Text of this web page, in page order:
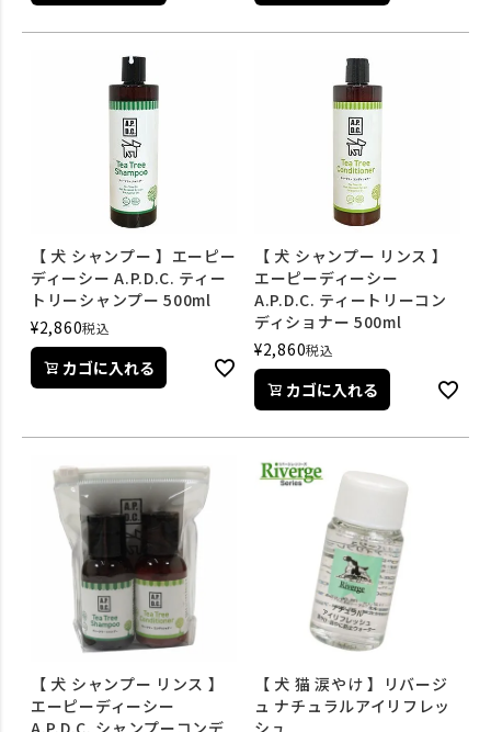
【 犬 シャンプー 】エーピー
ディーシー A.P.D.C. ティー
トリーシャンプー 500ml
¥2,860税込
カゴに入れる
【 犬 シャンプー リンス 】
エーピーディーシー
A.P.D.C. ティートリーコン
ディショナー 500ml
¥2,860税込
カゴに入れる
【 犬 シャンプー リンス 】
エーピーディーシー
A.P.D.C. シャンプーコンデ
【 犬 猫 涙やけ 】リバージ
ュ ナチュラルアイリフレッ
シュ